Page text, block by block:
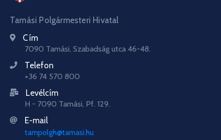
Tamási Polgármesteri Hivatal
Cím
7090 Tamási, Szabadság utca 46-48.
Telefon
+36 74 570 800
Levélcím
H - 7090 Tamási, Pf. 129.
E-mail
tampolgh@tamasi.hu